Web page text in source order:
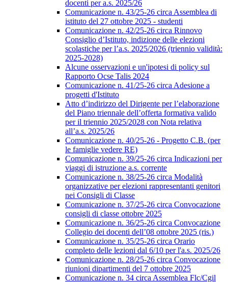
docenti per a.s. 2025/26
Comunicazione n. 43/25-26 circa Assemblea di
istituto del 27 ottobre 2025 - studenti
Comunicazione n. 42/25-26 circa Rinnovo
Consiglio d’Istituto, indizione delle elezioni
scolastiche per l’a.s. 2025/2026 (triennio validità:
2025-2028)
Alcune osservazioni e un'ipotesi di policy sul
Rapporto Ocse Talis 2024
Comunicazione n. 41/25-26 circa Adesione a
progetti d'Istituto
Atto d’indirizzo del Dirigente per l’elaborazione
del Piano triennale dell’offerta formativa valido
per il triennio 2025/2028 con Nota relativa
all’a.s. 2025/26
Comunicazione n. 40/25-26 - Progetto C.B. (per
le famiglie vedere RE)
Comunicazione n. 39/25-26 circa Indicazioni per
viaggi di istruzione a.s. corrente
Comunicazione n. 38/25-26 circa Modalità
organizzative per elezioni rappresentanti genitori
nei Consigli di Classe
Comunicazione n. 37/25-26 circa Convocazione
consigli di classe ottobre 2025
Comunicazione n. 36/25-26 circa Convocazione
Collegio dei docenti dell’08 ottobre 2025 (ris.)
Comunicazione n. 35/25-26 circa Orario
completo delle lezioni dal 6/10 per l'a.s. 2025/26
Comunicazione n. 28/25-26 circa Convocazione
riunioni dipartimenti del 7 ottobre 2025
Comunicazione n. 34 circa Assemblea Flc/Cgil